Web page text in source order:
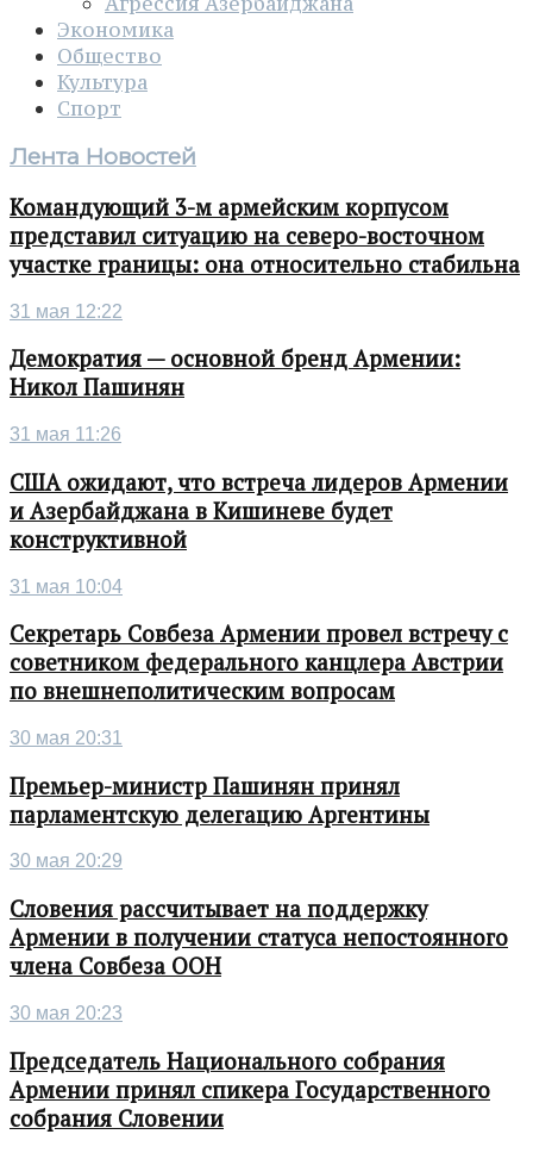
Экономика
Общество
Культура
Спорт
Лента Новостей
Командующий 3-м армейским корпусом
представил ситуацию на северо-восточном
участке границы: она относительно стабильна
31 мая 12:22
Демократия — основной бренд Армении:
Никол Пашинян
31 мая 11:26
США ожидают, что встреча лидеров Армении
и Азербайджана в Кишиневе будет
конструктивной
31 мая 10:04
Секретарь Совбеза Армении провел встречу с
советником федерального канцлера Австрии
по внешнеполитическим вопросам
30 мая 20:31
Премьер-министр Пашинян принял
парламентскую делегацию Аргентины
30 мая 20:29
Словения рассчитывает на поддержку
Армении в получении статуса непостоянного
члена Совбеза ООН
30 мая 20:23
Председатель Национального собрания
Армении принял спикера Государственного
собрания Словении